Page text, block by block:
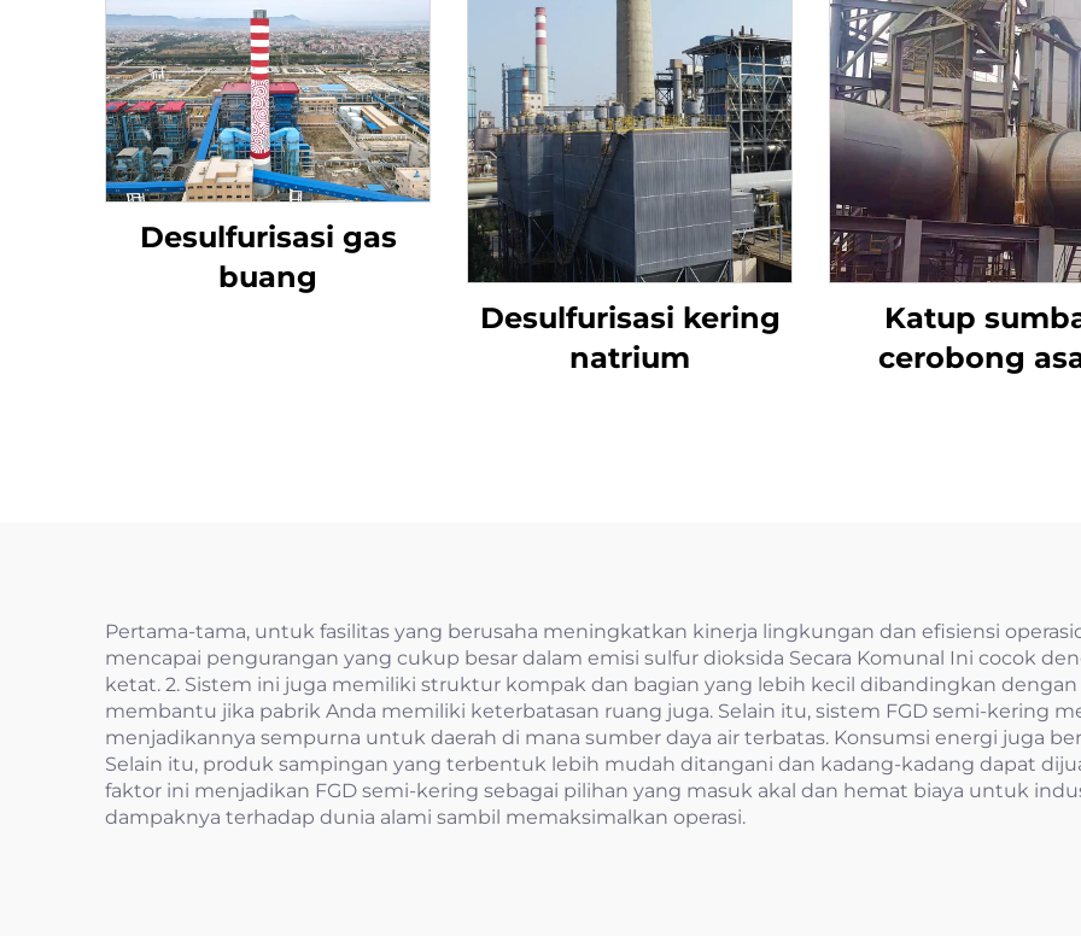
Desulfurisasi gas
buang
Desulfurisasi kering
natrium
Katup
cerobong
Pertama-tama, untuk fasilitas yang berusaha meningkatkan kinerja lingkungan dan efisiensi
mencapai pengurangan yang cukup besar dalam emisi sulfur dioksida Secara Komunal Ini cocok
ketat. 2. Sistem ini juga memiliki struktur kompak dan bagian yang lebih kecil dibandingkan dengan
membantu jika pabrik Anda memiliki keterbatasan ruang juga. Selain itu, sistem FGD semi-kering
menjadikannya sempurna untuk daerah di mana sumber daya air terbatas. Konsumsi energi juga
Selain itu, produk sampingan yang terbentuk lebih mudah ditangani dan kadang-kadang dapat
faktor ini menjadikan FGD semi-kering sebagai pilihan yang masuk akal dan hemat biaya untuk
dampaknya terhadap dunia alami sambil memaksimalkan operasi.